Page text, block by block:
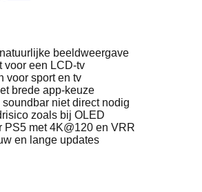
beeldweergave
voor een LCD-tv
voor sport en tv
brede app-keuze
niet direct nodig
zoals bij OLED
PS5 met 4K@120 en VRR
en lange updates